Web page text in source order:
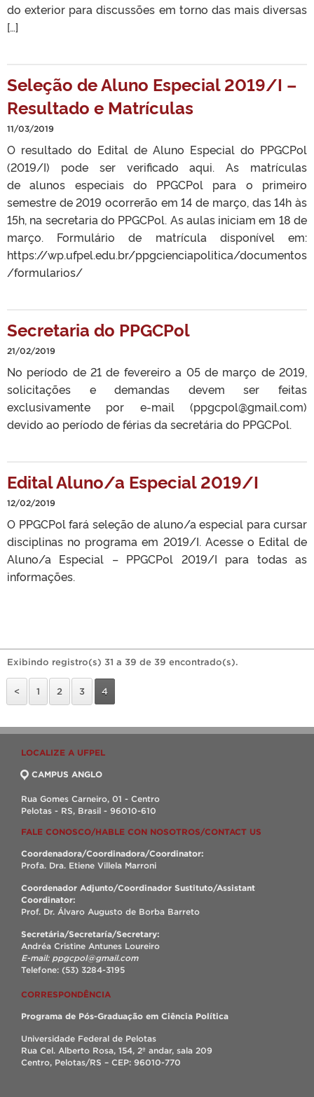
do exterior para discussões em torno das mais diversas
[…]
Seleção de Aluno Especial 2019/I –
Resultado e Matrículas
11/03/2019
O resultado do Edital de Aluno Especial do PPGCPol
(2019/I) pode ser verificado aqui. As matrículas
de alunos especiais do PPGCPol para o primeiro
semestre de 2019 ocorrerão em 14 de março, das 14h às
15h, na secretaria do PPGCPol. As aulas iniciam em 18 de
março. Formulário de matrícula disponível em:
https://wp.ufpel.edu.br/ppgcienciapolitica/documentos
/formularios/
Secretaria do PPGCPol
21/02/2019
No período de 21 de fevereiro a 05 de março de 2019,
solicitações e demandas devem ser feitas
exclusivamente por e-mail (ppgcpol@gmail.com)
devido ao período de férias da secretária do PPGCPol.
Edital Aluno/a Especial 2019/I
12/02/2019
O PPGCPol fará seleção de aluno/a especial para cursar
disciplinas no programa em 2019/I. Acesse o Edital de
Aluno/a Especial – PPGCPol 2019/I para todas as
informações.
Exibindo registro(s) 31 a 39 de 39 encontrado(s).
< 1 2 3 4
LOCALIZE A UFPEL
CAMPUS ANGLO
Rua Gomes Carneiro, 01 - Centro
Pelotas - RS, Brasil - 96010-610
FALE CONOSCO/HABLE CON NOSOTROS/CONTACT US
Coordenadora/Coordinadora/Coordinator:
Profa. Dra. Etiene Villela Marroni
Coordenador Adjunto/Coordinador Sustituto/Assistant
Coordinator:
Prof. Dr. Álvaro Augusto de Borba Barreto
Secretária/Secretaría/Secretary:
Andréa Cristine Antunes Loureiro
E-mail: ppgcpol@gmail.com
Telefone: (53) 3284-3195
CORRESPONDÊNCIA
Programa de Pós-Graduação em Ciência Política
Universidade Federal de Pelotas
Rua Cel. Alberto Rosa, 154, 2º andar, sala 209
Centro, Pelotas/RS – CEP: 96010-770